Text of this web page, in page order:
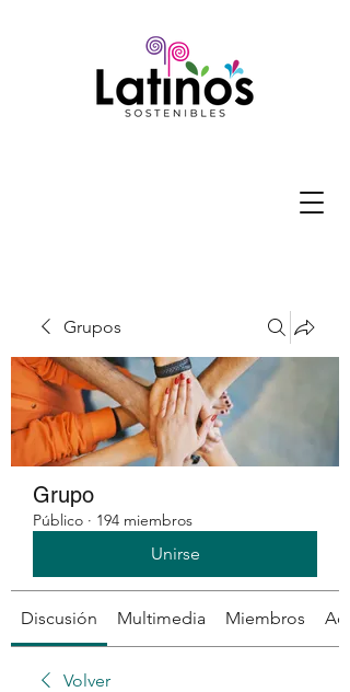
Grupos
Grupo
Público · 194 miembros
Unirse
Discusión Multimedia Miembros
Volver